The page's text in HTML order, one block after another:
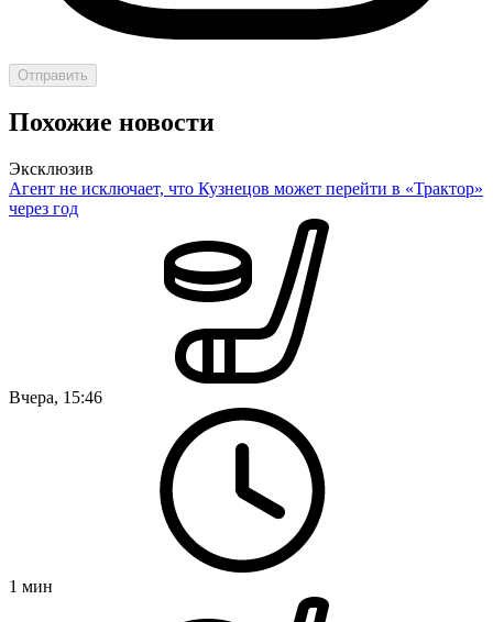
Отправить
Похожие новости
Эксклюзив
Агент не исключает, что Кузнецов может перейти в «Трактор»
через год
Вчера, 15:46
1 мин